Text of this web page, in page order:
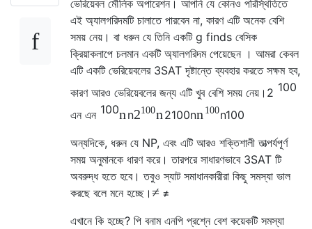
ভেরিয়েবল মৌলিক অপারেশন। আপনি যে কোনও পরিস্থিতিতে
এই অ্যালগরিদমটি চালাতে পারবেন না, কারণ এটি অনেক বেশি
সময় নেয়। বা ধরুন যে তিনি একটি g finds বেসিক
ক্রিয়াকলাপে চলমান একটি অ্যালগরিদম পেয়েছেন । আমরা কেবল
এটি একটি ভেরিয়েবলের 3SAT দৃষ্টান্তে ব্যবহার করতে সক্ষম হব,
কারণ আরও ভেরিয়েবলের জন্য এটি খুব বেশি সময় নেয়। 2 100
এন এন 100n n2100n 2100nn 100n100
অন্যদিকে, ধরুন যে NP, এবং এটি আরও শক্তিশালী তাত্পর্যপূর্ণ
সময় অনুমানকে ধারণ করে। তারপরে সাধারণভাবে 3SAT টি
অবরুদ্ধ হতে হবে। তবুও স্যাট সমাধানকারীরা কিছু সমস্যা ভাল
করছে বলে মনে হচ্ছে। ≠ ≠
এখানে কি হচ্ছে? পি বনাম এনপি প্রশ্নে বেশ কয়েকটি সমস্যা